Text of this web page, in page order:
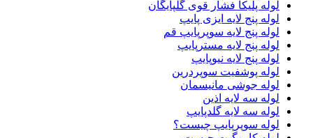
لوله پلیکا فشار قوی گلپایگان
لوله پنج لایه ایزی پایپ
لوله پنج لایه سوپرپایپ قم
لوله پنج لایه مسترپایپ
لوله پنج لایه نیوپایپ
لوله پوشفیت سوپردرین
لوله جوشی مانیسمان
لوله سه لایه اذین
لوله سه لایه گلدپایپ
لوله سوپرپایپ چیست؟